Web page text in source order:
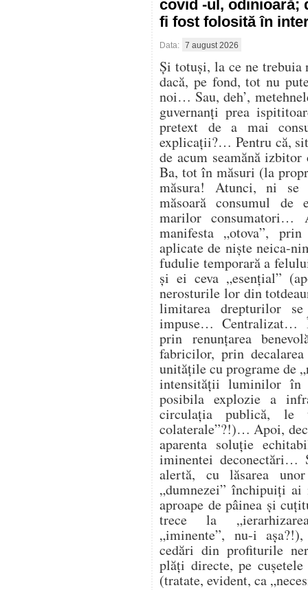
covid -ul, odinioară;
fi fost folosită în
Data: 7 august 2026
Și totuși, la ce ne trebuia
dacă, pe fond, tot nu
noi… Sau, deh’,
guvernanți prea
pretext de a mai
explicații?… Pentru că,
de acum seamănă
Ba, tot în măsuri (la
măsura! Atunci, ni se
măsoară consumul de
marilor consumatori…
manifesta „otova”,
aplicate de niște neica-
fudulie temporară a
și ei ceva „esențial”
nerosturile lor din
limitarea drepturilor
impuse… Centralizat…
prin renunțarea
fabricilor, prin
unitățile cu programe de
intensității luminilor în
posibila explozie a
circulația publică, le
colaterale”?!)… Apoi,
aparenta soluție
iminentei deconectări…
alertă, cu lăsarea
„dumnezei” închipuiți
aproape de pâinea și
trece la
„iminente”, nu-i
cedări din profiturile
plăți directe, pe
(tratate, evident, ca